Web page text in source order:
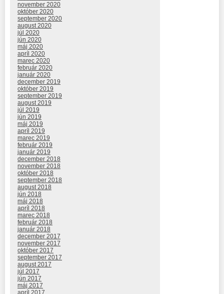
november 2020
október 2020
september 2020
august 2020
júl 2020
jún 2020
máj 2020
apríl 2020
marec 2020
február 2020
január 2020
december 2019
október 2019
september 2019
august 2019
júl 2019
jún 2019
máj 2019
apríl 2019
marec 2019
február 2019
január 2019
december 2018
november 2018
október 2018
september 2018
august 2018
jún 2018
máj 2018
apríl 2018
marec 2018
február 2018
január 2018
december 2017
november 2017
október 2017
september 2017
august 2017
júl 2017
jún 2017
máj 2017